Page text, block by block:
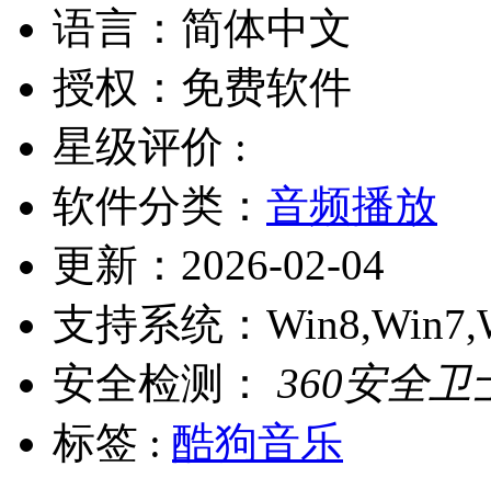
语言： 简体中文
授权： 免费软件
星级评价 :
软件分类： 音频播放
更新： 2026-02-04
支持系统：
安全检测：
360安全卫
标签 : 酷狗音乐